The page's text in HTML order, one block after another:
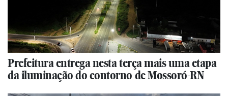
Prefeitura entrega nesta terça mais uma etapa
da iluminação do contorno de Mossoró-RN